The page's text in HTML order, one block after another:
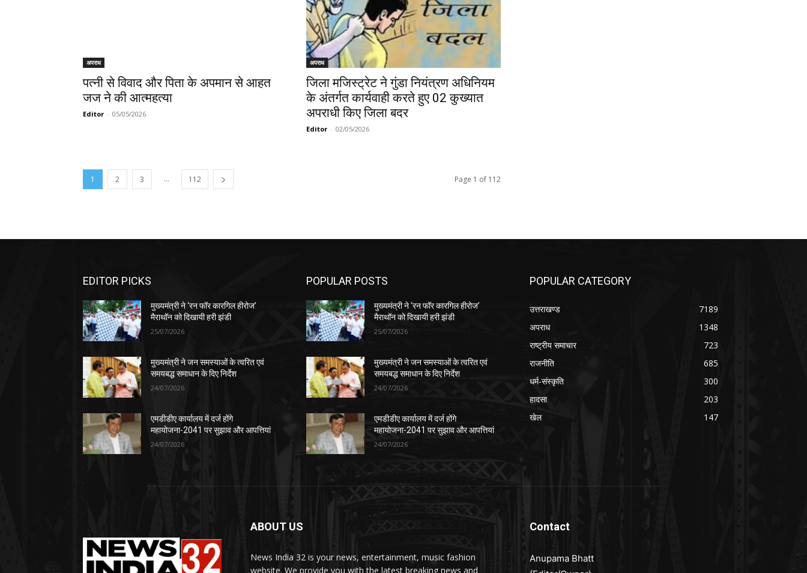
अपराध
पत्नी से विवाद और पिता के अपमान से आहत
जज ने की आत्महत्या
Editor - 05/05/2026
अपराध
जिला मजिस्ट्रेट ने गुंडा नियंत्रण अधिनियम
के अंतर्गत कार्यवाही करते हुए 02 कुख्यात
अपराधी किए जिला बदर
Editor - 02/05/2026
1 2 3 ... 112 Page 1 of 112
EDITOR PICKS
मुख्यमंत्री ने ‘रन फॉर कारगिल हीरोज’
मैराथॉन को दिखायी हरी झंडी
25/07/2026
मुख्यमंत्री ने जन समस्याओं के त्वरित एवं
समयबद्ध समाधान के दिए निर्देश
24/07/2026
एमडीडीए कार्यालय में दर्ज होंगे
महायोजना-2041 पर सुझाव और आपत्तियां
24/07/2026
POPULAR POSTS
मुख्यमंत्री ने ‘रन फॉर कारगिल हीरोज’
मैराथॉन को दिखायी हरी झंडी
25/07/2026
मुख्यमंत्री ने जन समस्याओं के त्वरित एवं
समयबद्ध समाधान के दिए निर्देश
24/07/2026
एमडीडीए कार्यालय में दर्ज होंगे
महायोजना-2041 पर सुझाव और आपत्तियां
24/07/2026
POPULAR CATEGORY
उत्तराखण्ड
7189
अपराध
1348
राष्ट्रीय समाचार
723
राजनीति
685
धर्म-संस्कृति
300
हादसा
203
खेल
147
ABOUT US
News India 32 is your news, entertainment, music fashion
website. We provide you with the latest breaking news and
Contact
Anupama Bhatt